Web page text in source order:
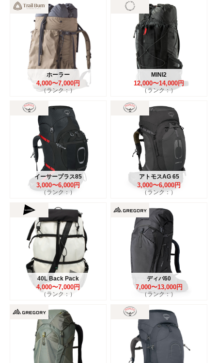
ホーラー
4,000〜7,000円
（ランク：）
MINI2
12,000〜14,000円
（ランク：）
イーサープラス85
3,000〜6,000円
（ランク：）
アトモスAG 65
3,000〜6,000円
（ランク：）
40L Back Pack
4,000〜7,000円
（ランク：）
ディバ60
7,000〜13,000円
（ランク：）